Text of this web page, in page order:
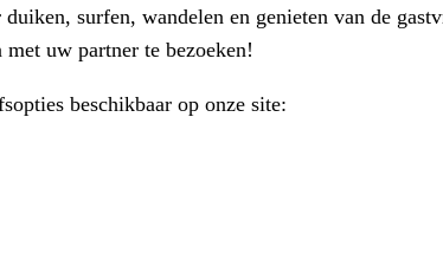
surfen, wandelen en genieten van de
uw partner te bezoeken!
beschikbaar op onze site: